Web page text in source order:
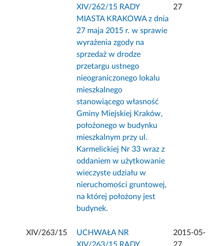
XIV/262/15 RADY
MIASTA KRAKOWA z dnia
27 maja 2015 r. w sprawie
wyrażenia zgody na
sprzedaż w drodze
przetargu ustnego
nieograniczonego lokalu
mieszkalnego
stanowiącego własność
Gminy Miejskiej Kraków,
położonego w budynku
mieszkalnym przy ul.
Karmelickiej Nr 33 wraz z
oddaniem w użytkowanie
wieczyste udziału w
nieruchomości gruntowej,
na której położony jest
budynek.
27
XIV/263/15
UCHWAŁA NR
2015-05-